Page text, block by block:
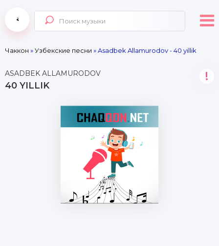
Чаккон »Узбекские песни » Asadbek Allamurodov - 40 yillik
ASADBEK ALLAMURODOV
40 YILLIK
!